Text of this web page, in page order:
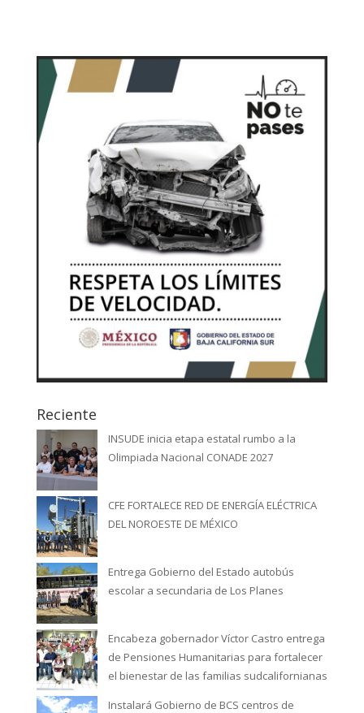
Reciente
INSUDE inicia etapa estatal rumbo a la
Olimpiada Nacional CONADE 2027
CFE FORTALECE RED DE ENERGÍA ELÉCTRICA
DEL NOROESTE DE MÉXICO
Entrega Gobierno del Estado autobús
escolar a secundaria de Los Planes
Encabeza gobernador Víctor Castro entrega
de Pensiones Humanitarias para fortalecer
el bienestar de las familias sudcalifornianas
Instalará Gobierno de BCS centros de